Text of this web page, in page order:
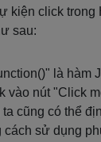
kiện click trong
sau:
là hàm
vào nút "Click
ta cũng có thể
cách sử dụng